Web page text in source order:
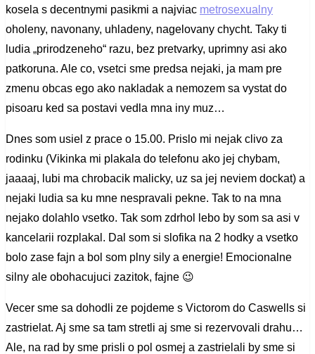
kosela s decentnymi pasikmi a najviac metrosexualny
oholeny, navonany, uhladeny, nagelovany chycht. Taky ti
ludia „prirodzeneho“ razu, bez pretvarky, uprimny asi ako
patkoruna. Ale co, vsetci sme predsa nejaki, ja mam pre
zmenu obcas ego ako nakladak a nemozem sa vystat do
pisoaru ked sa postavi vedla mna iny muz…
Dnes som usiel z prace o 15.00. Prislo mi nejak clivo za
rodinku (Vikinka mi plakala do telefonu ako jej chybam,
jaaaaj, lubi ma chrobacik malicky, uz sa jej neviem dockat) a
nejaki ludia sa ku mne nespravali pekne. Tak to na mna
nejako dolahlo vsetko. Tak som zdrhol lebo by som sa asi v
kancelarii rozplakal. Dal som si slofika na 2 hodky a vsetko
bolo zase fajn a bol som plny sily a energie! Emocionalne
silny ale obohacujuci zazitok, fajne 😉
Vecer sme sa dohodli ze pojdeme s Victorom do Caswells si
zastrielat. Aj sme sa tam stretli aj sme si rezervovali drahu…
Ale, na rad by sme prisli o pol osmej a zastrielali by sme si